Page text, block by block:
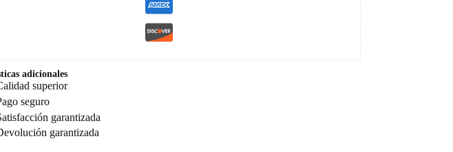
adicionales
superior
seguro
garantizada
garantizada